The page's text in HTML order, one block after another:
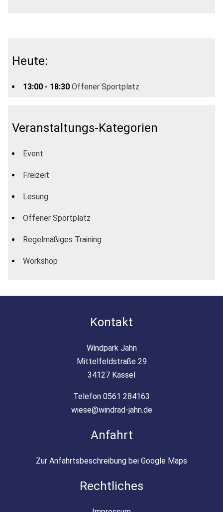
Heute:
13:00 - 18:30 Offener Sportplatz
Veranstaltungs-Kategorien
Event
Freizeit
Lesung
Offener Sportplatz
Regelmäßiges Training
Workshop
Kontakt
Windpark Jahn
Mittelfeldstraße 29
34127 Kassel
Telefon 0561 284163
wiese@windrad-jahn.de
Anfahrt
Zur Anfahrtsbeschreibung bei Google Maps
Rechtliches